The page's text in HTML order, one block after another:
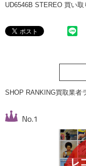
UD6546B STEREO 買い
SHOP RANKING買取業者